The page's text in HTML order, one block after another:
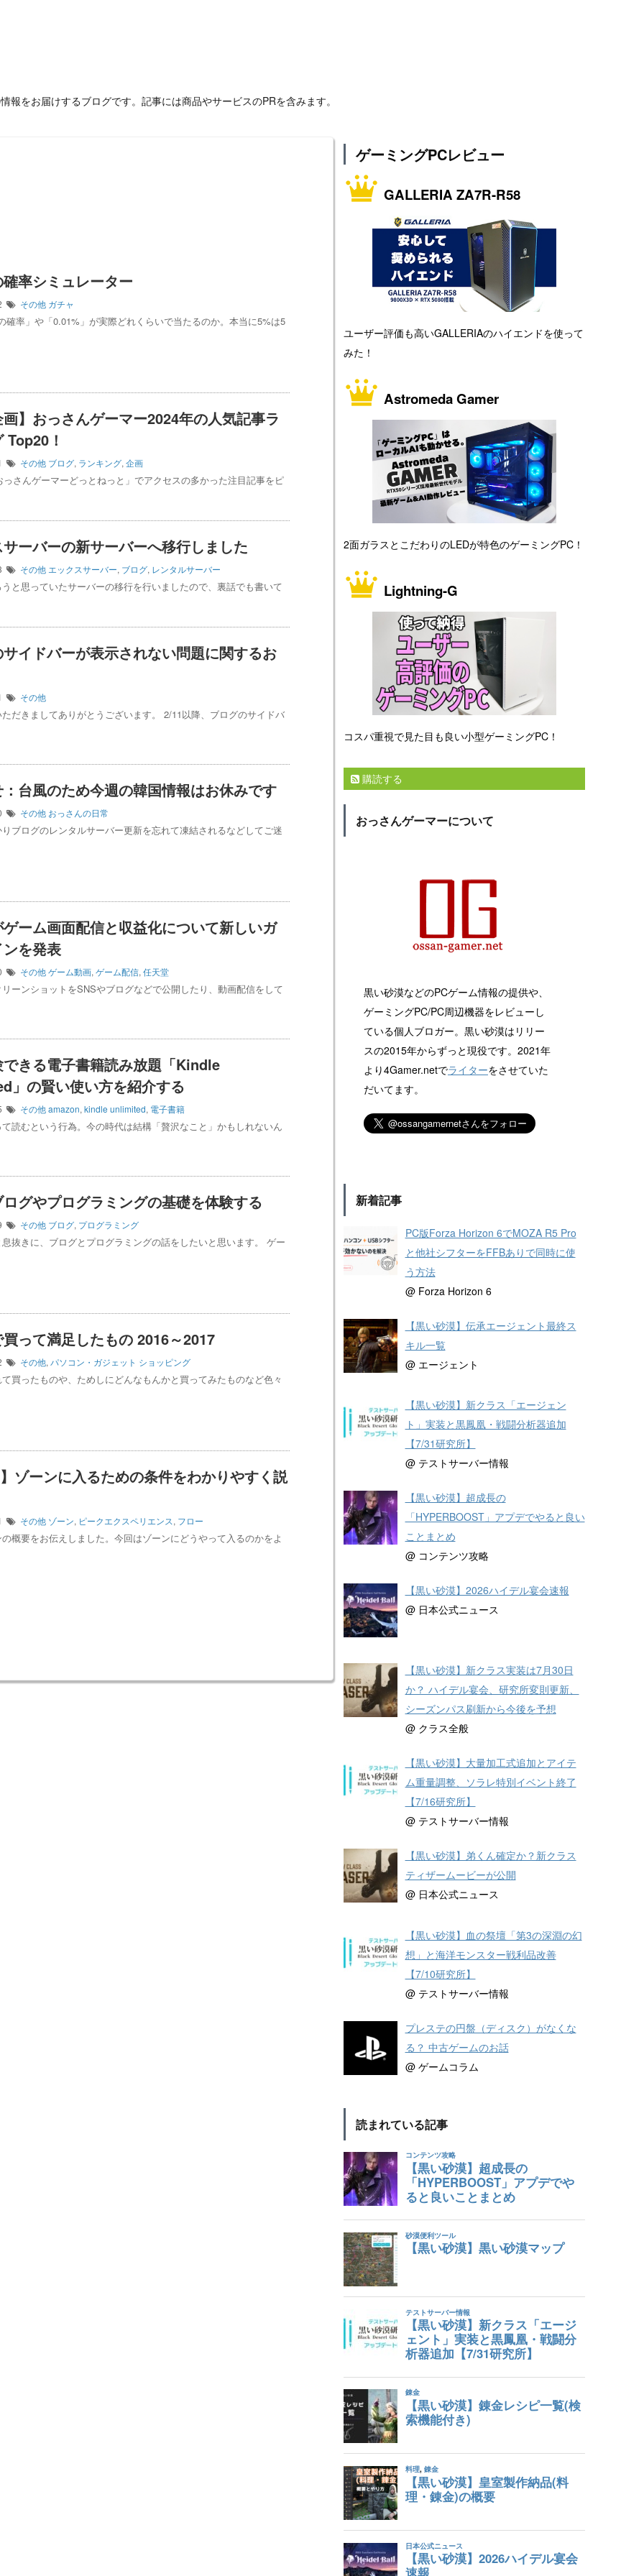
報をお届けするブログです。記事には商品やサービスのPRを含みます。
率シミュレーター
その他 ガチャ
確率」や「0.01%」が実際どれくらいで当たるのか。本当に5%は5
画】おっさんゲーマー2024年の人気記事ラ
Top20！
その他 ブログ, ランキング, 企画
っさんゲーマーどっとねっと」でアクセスの多かった注目記事をピ
ーバーの新サーバーへ移行しました
その他 エックスサーバー, ブログ, レンタルサーバー
と思っていたサーバーの移行を行いましたので、裏話でも書いて
イドバーが表示されない問題に関するお
その他
だきましてありがとうございます。 2/11以降、ブログのサイドバ
台風のため今週の韓国情報はお休みです
その他 おっさんの日常
ブログのレンタルサーバー更新を忘れて凍結されるなどしてご迷
ーム画面配信と収益化について新しいガ
を発表
その他ゲーム動画, ゲーム配信, 任天堂
ーンショットをSNSやブログなどで公開したり、動画配信をして
きる電子書籍読み放題「Kindle
」の賢い使い方を紹介する
その他amazon, kindle unlimited, 電子書籍
読むという行為。今の時代は結構「贅沢なこと」かもしれないん
グやプログラミングの基礎を体験する
その他 ブログ, プログラミング
抜きに、ブログとプログラミングの話をしたいと思います。 ゲー
って満足したもの 2016～2017
その他, パソコン・ガジェット ショッピング
買ったものや、ためしにどんなもんかと買ってみたものなど色々
】ゾーンに入るための条件をわかりやすく説
その他 ゾーン, ピークエクスペリエンス, フロー
概要をお伝えしました。今回はゾーンにどうやって入るのかをよ
ゲーミングPCレビュー
GALLERIA ZA7R-R58
ユーザー評価も高いGALLERIAのハイエンドを使って
みた！
Astromeda Gamer
2面ガラスとこだわりのLEDが特色のゲーミングPC！
Lightning-G
コスパ重視で見た目も良い小型ゲーミングPC！
購読する
おっさんゲーマーについて
黒い砂漠などのPCゲーム情報の提供や、
ゲーミングPC/PC周辺機器をレビューし
ている個人ブロガー。黒い砂漠はリリー
スの2015年からずっと現役です。2021年
より4Gamer.netでライターをさせていた
だいてます。
新着記事
PC版Forza Horizon 6でMOZA R5 Pro
と他社シフターをFFBありで同時に使
う方法
@ Forza Horizon 6
【黒い砂漠】伝承エージェント最終ス
キル一覧
@ エージェント
【黒い砂漠】新クラス「エージェン
ト」実装と黒鳳凰・戦闘分析器追加
【7/31研究所】
@ テストサーバー情報
【黒い砂漠】超成長の
「HYPERBOOST」アプデでやると良い
ことまとめ
@ コンテンツ攻略
【黒い砂漠】2026ハイデル宴会速報
@ 日本公式ニュース
【黒い砂漠】新クラス実装は7月30日
か？ ハイデル宴会、研究所変則更新、
シーズンパス刷新から今後を予想
@ クラス全般
【黒い砂漠】大量加工式追加とアイテ
ム重量調整、ソラレ特別イベント終了
【7/16研究所】
@ テストサーバー情報
【黒い砂漠】弟くん確定か？新クラス
ティザームービーが公開
@ 日本公式ニュース
【黒い砂漠】血の祭壇「第3の深淵の幻
想」と海洋モンスター戦利品改善
【7/10研究所】
@ テストサーバー情報
プレステの円盤（ディスク）がなくな
る？ 中古ゲームのお話
@ ゲームコラム
読まれている記事